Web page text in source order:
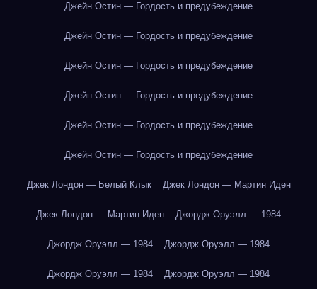
Джейн Остин — Гордость и предубеждение
Джейн Остин — Гордость и предубеждение
Джейн Остин — Гордость и предубеждение
Джейн Остин — Гордость и предубеждение
Джейн Остин — Гордость и предубеждение
Джейн Остин — Гордость и предубеждение
Джек Лондон — Белый Клык Джек Лондон — Мартин Иден
Джек Лондон — Мартин Иден Джордж Оруэлл — 1984
Джордж Оруэлл — 1984 Джордж Оруэлл — 1984
Джордж Оруэлл — 1984 Джордж Оруэлл — 1984